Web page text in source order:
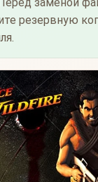
резервную